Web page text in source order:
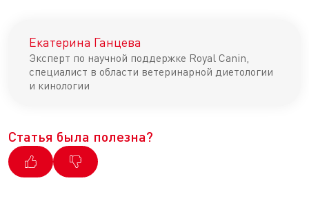
Екатерина Ганцева
Эксперт по научной поддержке Royal Canin,
специалист в области ветеринарной диетологии
и кинологии
Статья была полезна?